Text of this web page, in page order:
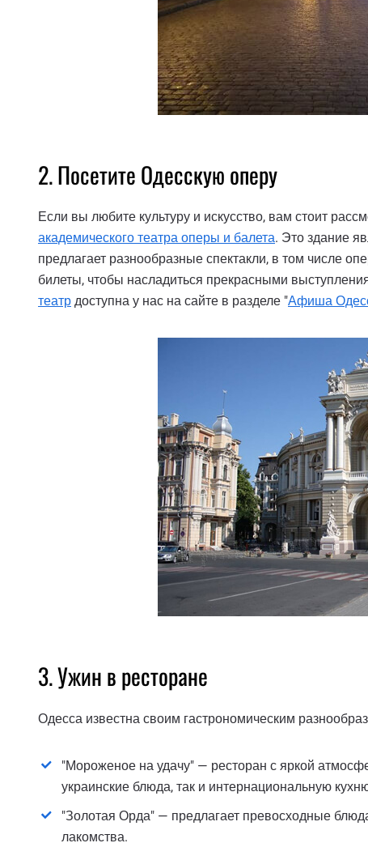
2. Посетите Одесскую оперу
Если вы любите культуру и искусство, вам стоит
академического театра оперы и балета. Это здание
предлагает разнообразные спектакли, в том числе
билеты, чтобы насладиться прекрасными
театр доступна у нас на сайте в разделе "Афиша
3. Ужин в ресторане
Одесса известна своим гастрономическим
"Мороженое на удачу" — ресторан с яркой
украинские блюда, так и интернациональную
"Золотая Орда" — предлагает превосходные
лакомства.